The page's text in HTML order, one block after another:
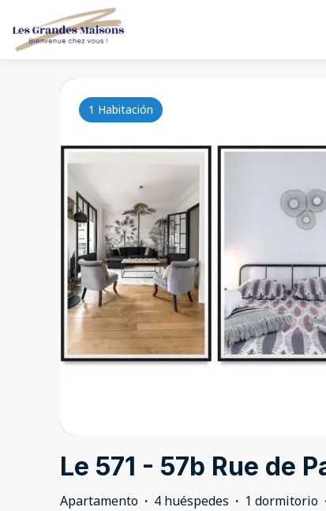
1 Habitación
Le 571 - 57b Rue de
Apartamento · 4 huéspedes · 1 dormitorio